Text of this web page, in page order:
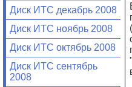
Диск ИТС декабрь 2008
Диск ИТС ноябрь 2008
Диск ИТС октябрь 2008
Диск ИТС сентябрь
2008